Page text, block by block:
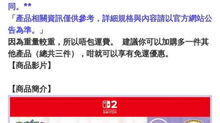
同。**
「產品相關資訊僅供參考，詳細規格與內容請以官方網站公
告為準。」
因為重量較重，所以唔包運費。 建議你可以加購多一件其
他產品（總共三件），咁就可以享有免運優惠。
【商品影片】
【商品簡介】